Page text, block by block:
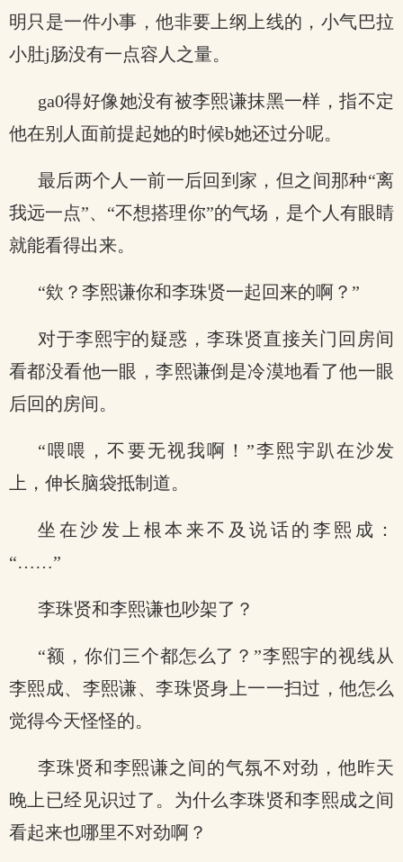
明只是一件小事，他非要上纲上线的，小气巴拉
小肚j肠没有一点容人之量。
ga0得好像她没有被李熙谦抹黑一样，指不定
他在别人面前提起她的时候b她还过分呢。
最后两个人一前一后回到家，但之间那种“离
我远一点”、“不想搭理你”的气场，是个人有眼睛
就能看得出来。
“欸？李熙谦你和李珠贤一起回来的啊？”
对于李熙宇的疑惑，李珠贤直接关门回房间
看都没看他一眼，李熙谦倒是冷漠地看了他一眼
后回的房间。
“喂喂，不要无视我啊！”李熙宇趴在沙发
上，伸长脑袋抵制道。
坐在沙发上根本来不及说话的李熙成：
“……”
李珠贤和李熙谦也吵架了？
“额，你们三个都怎么了？”李熙宇的视线从
李熙成、李熙谦、李珠贤身上一一扫过，他怎么
觉得今天怪怪的。
李珠贤和李熙谦之间的气氛不对劲，他昨天
晚上已经见识过了。为什么李珠贤和李熙成之间
看起来也哪里不对劲啊？